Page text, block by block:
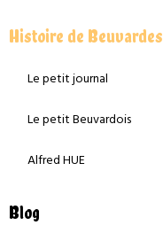
Histoire de Beuvardes
Le petit journal
Le petit Beuvardois
Alfred HUE
Blog